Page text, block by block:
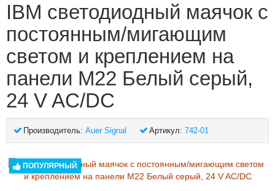
IBM светодиодный маячок с
постоянным/мигающим
светом и креплением на
панели M22 Белый серый,
24 V AC/DC
Производитель: Auer Signal Артикул: 742-01
ПОПУЛЯРНЫЙ